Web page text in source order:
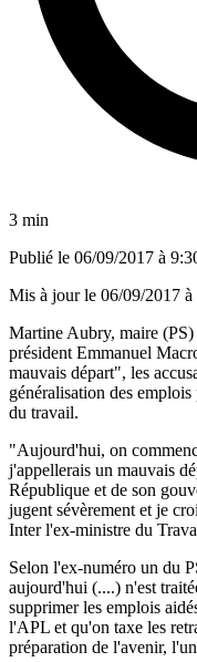
3 min
Publié le 06/09/2017 à
Mis à jour le 06/09/2017 à
Martine Aubry, maire
président Emmanuel
mauvais départ", les
généralisation des
du travail.
"Aujourd'hui, on
j'appellerais un mauvais
République et de son
jugent sévèrement et je
Inter l'ex-ministre du
Selon l'ex-numéro un du
aujourd'hui (....) n'est
supprimer les emplois
l'APL et qu'on taxe les
préparation de l'avenir,